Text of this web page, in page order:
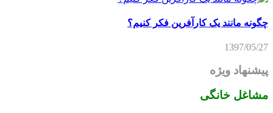
چگونه مانند یک کارآفرین فکر کنیم؟
1397/05/27
پیشنهاد ویژه
مشاغل خانگی